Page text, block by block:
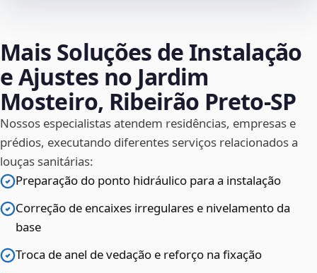
Mais Soluções de Instalação
e Ajustes no Jardim
Mosteiro, Ribeirão Preto‑SP
Nossos especialistas atendem residências, empresas e
prédios, executando diferentes serviços relacionados a
louças sanitárias:
Preparação do ponto hidráulico para a instalação
Correção de encaixes irregulares e nivelamento da
base
Troca de anel de vedação e reforço na fixação